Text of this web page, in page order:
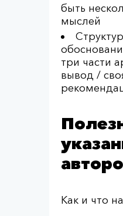
быть
мыслей
три части
вывод /
Как и что